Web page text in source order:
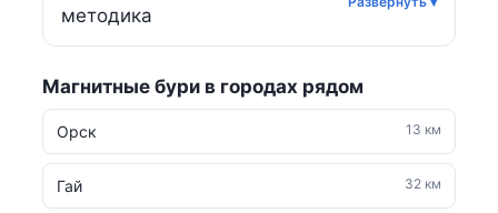
методика
Магнитные бури в городах рядом
Орск 13 км
Гай 32 км